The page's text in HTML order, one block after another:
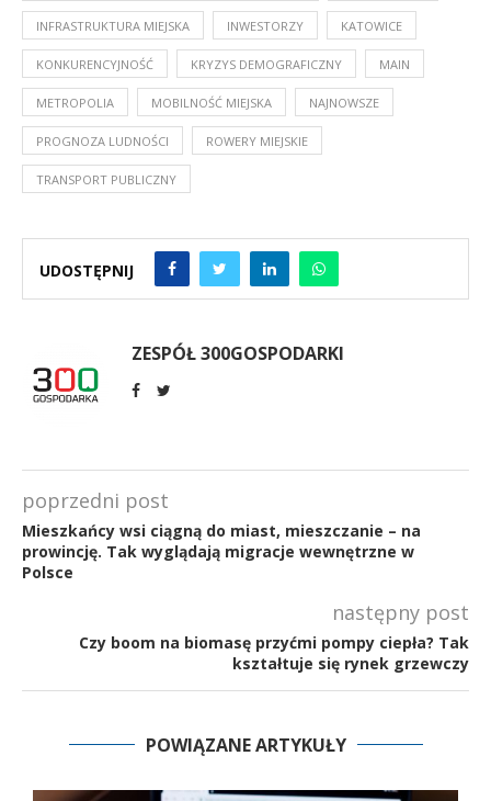
INFRASTRUKTURA MIEJSKA INWESTORZY KATOWICE
KONKURENCYJNOŚĆ KRYZYS DEMOGRAFICZNY MAIN
METROPOLIA MOBILNOŚĆ MIEJSKA NAJNOWSZE
PROGNOZA LUDNOŚCI ROWERY MIEJSKIE
TRANSPORT PUBLICZNY
UDOSTĘPNIJ
ZESPÓŁ 300GOSPODARKI
poprzedni post
Mieszkańcy wsi ciągną do miast, mieszczanie – na
prowincję. Tak wyglądają migracje wewnętrzne w
Polsce
następny post
Czy boom na biomasę przyćmi pompy ciepła? Tak
kształtuje się rynek grzewczy
POWIĄZANE ARTYKUŁY